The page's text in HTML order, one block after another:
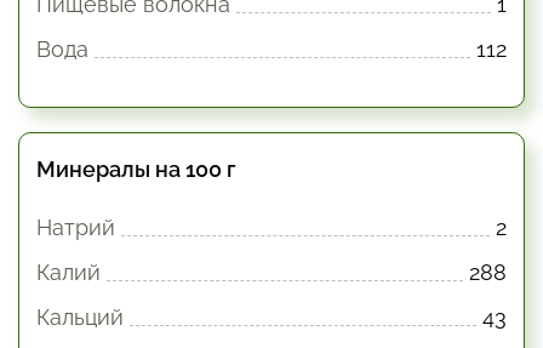
Вода
112
Минералы на 100 г
Натрий
2
Калий
288
Кальций
43